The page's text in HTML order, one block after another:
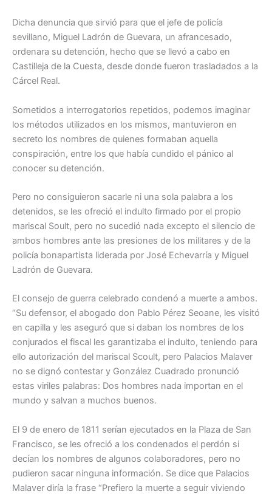
Dicha denuncia que sirvió para que el jefe de policía
sevillano, Miguel Ladrón de Guevara, un afrancesado,
ordenara su detención, hecho que se llevó a cabo en
Castilleja de la Cuesta, desde donde fueron trasladados a la
Cárcel Real.
Sometidos a interrogatorios repetidos, podemos imaginar
los métodos utilizados en los mismos, mantuvieron en
secreto los nombres de quienes formaban aquella
conspiración, entre los que había cundido el pánico al
conocer su detención.
Pero no consiguieron sacarle ni una sola palabra a los
detenidos, se les ofreció el indulto firmado por el propio
mariscal Soult, pero no sucedió nada excepto el silencio de
ambos hombres ante las presiones de los militares y de la
policía bonapartista liderada por José Echevarría y Miguel
Ladrón de Guevara.
El consejo de guerra celebrado condenó a muerte a ambos.
“Su defensor, el abogado don Pablo Pérez Seoane, les visitó
en capilla y les aseguró que si daban los nombres de los
conjurados el fiscal les garantizaba el indulto, teniendo para
ello autorización del mariscal Scoult, pero Palacios Malaver
no se dignó contestar y González Cuadrado pronunció
estas viriles palabras: Dos hombres nada importan en el
mundo y salvan a muchos buenos.
El 9 de enero de 1811 serían ejecutados en la Plaza de San
Francisco, se les ofreció a los condenados el perdón si
decían los nombres de algunos colaboradores, pero no
pudieron sacar ninguna información. Se dice que Palacios
Malaver diría la frase “Prefiero la muerte a seguir viviendo